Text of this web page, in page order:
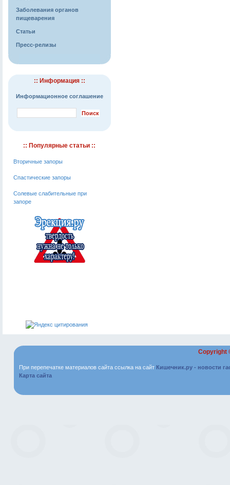
Заболевания органов
пищеварения
Статьи
Пресс-релизы
:: Информация ::
Информационное соглашение
:: Популярные статьи ::
Вторичные запоры
Спастические запоры
Солевые слабительные при
запоре
Copyright
При перепечатке материалов сайта ссылка на сайт Кишечник.ру - новости
Карта сайта